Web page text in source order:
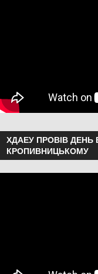
ХДАЕУ ПРОВІВ ДЕНЬ
КРОПИВНИЦЬКОМУ